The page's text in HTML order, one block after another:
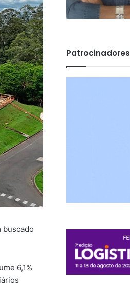
buscado
6,1%
Patrocinadores